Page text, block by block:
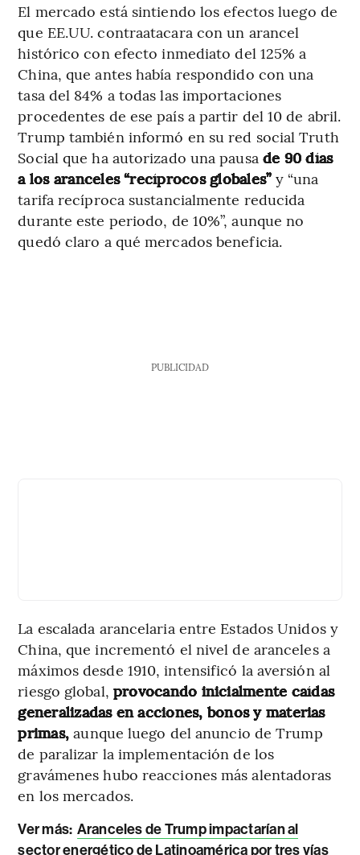
El mercado está sintiendo los efectos luego de
que EE.UU. contraatacara con un arancel
histórico con efecto inmediato del 125% a
China, que antes había respondido con una
tasa del 84% a todas las importaciones
procedentes de ese país a partir del 10 de abril.
Trump también informó en su red social Truth
Social que ha autorizado una pausade 90 días
a los aranceles “recíprocos globales” y “una
tarifa recíproca sustancialmente reducida
durante este periodo, de 10%”, aunque no
quedó claro a qué mercados beneficia.
PUBLICIDAD
La escalada arancelaria entre Estados Unidos y
China, que incrementó el nivel de aranceles a
máximos desde 1910, intensificó la aversión al
riesgo global, provocando inicialmente caídas
generalizadas en acciones, bonos y materias
primas,aunque luego del anuncio de Trump
de paralizar la implementación de los
gravámenes hubo reacciones más alentadoras
en los mercados.
Ver más: Aranceles de Trump impactarían al
sector energético de Latinoamérica por tres vías